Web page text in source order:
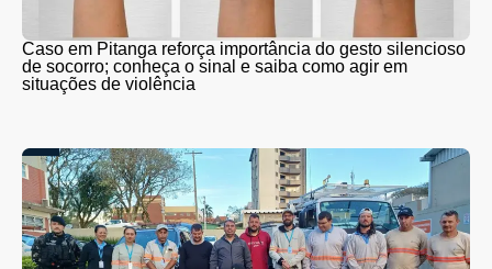
Caso em Pitanga reforça importância do gesto silencioso
de socorro; conheça o sinal e saiba como agir em
situações de violência